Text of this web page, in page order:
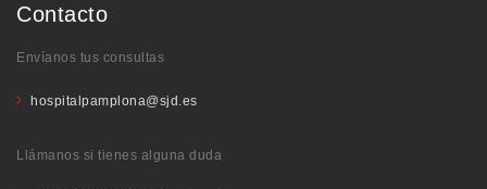
Contacto
Envíanos tus consultas
hospitalpamplona@sjd.es
Llámanos si tienes alguna duda